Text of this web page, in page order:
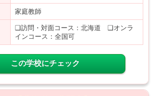
家庭教師
❑訪問・対面コース：北海道 ❑オンラ
インコース：全国可
この学校にチェック